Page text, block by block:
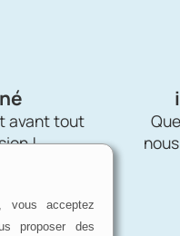
avant tout
!
vous acceptez
proposer des